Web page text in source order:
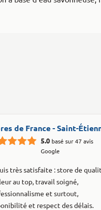
de France - Saint-
5.0 basé sur 47 avis
Google
très satisfaite : store de
au top, travail soigné,
et surtout,
et respect des délais.